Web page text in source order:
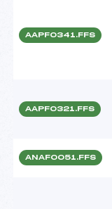
AAPF0341.FFS
AAPF0321.FFS
ANAF0051.FFS